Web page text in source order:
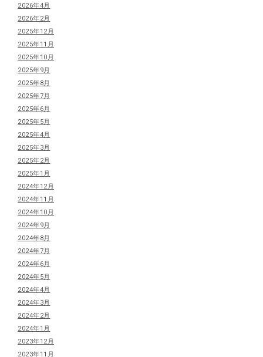
2026年4月
2026年2月
2025年12月
2025年11月
2025年10月
2025年9月
2025年8月
2025年7月
2025年6月
2025年5月
2025年4月
2025年3月
2025年2月
2025年1月
2024年12月
2024年11月
2024年10月
2024年9月
2024年8月
2024年7月
2024年6月
2024年5月
2024年4月
2024年3月
2024年2月
2024年1月
2023年12月
2023年11月